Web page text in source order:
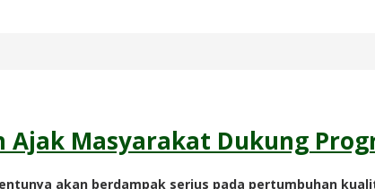
Masyarakat Dukung
akan berdampak serius pada pertumbuhan